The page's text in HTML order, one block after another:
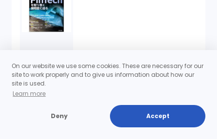
カッコいいスタートアップ プレスリリースを書
くための７つのステップ
On our website we use some cookies. These are necessary for our
site to work properly and to give us information about how our
site is used.
Learn more
Deny Accept